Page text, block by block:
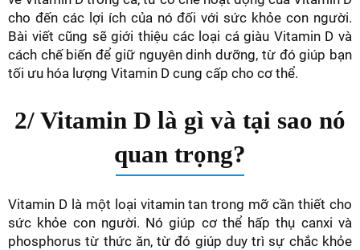
cho đến các lợi ích của nó đối với sức khỏe con người.
Bài viết cũng sẽ giới thiệu các loại cá giàu Vitamin D và
cách chế biến để giữ nguyên dinh dưỡng, từ đó giúp bạn
tối ưu hóa lượng Vitamin D cung cấp cho cơ thể.
2/ Vitamin D là gì và tại sao nó
quan trọng?
Vitamin D là một loại vitamin tan trong mỡ cần thiết cho
sức khỏe con người. Nó giúp cơ thể hấp thụ canxi và
phosphorus từ thức ăn, từ đó giúp duy trì sự chắc khỏe